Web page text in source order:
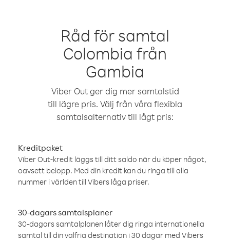
Råd för samtal
Colombia från
Gambia
Viber Out ger dig mer samtalstid
till lägre pris. Välj från våra flexibla
samtalsalternativ till lågt pris:
Kreditpaket
Viber Out-kredit läggs till ditt saldo när du köper något,
oavsett belopp. Med din kredit kan du ringa till alla
nummer i världen till Vibers låga priser.
30-dagars samtalsplaner
30-dagars samtalplanen låter dig ringa internationella
samtal till din valfria destination i 30 dagar med Vibers